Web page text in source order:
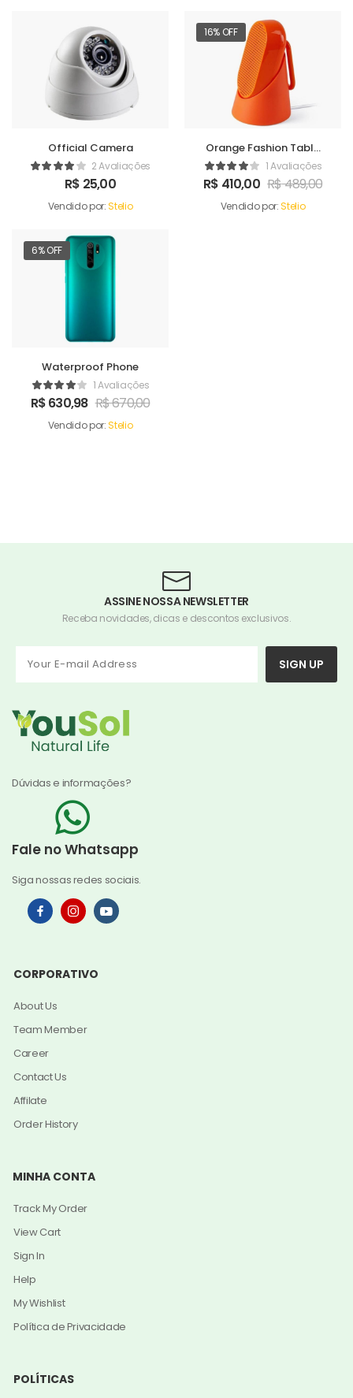
Official Camera
2 Avaliações
R$ 25,00
Vendido por:Stelio
16% OFF
Orange Fashion Table
Sound Maker
1 Avaliações
R$ 410,00 R$489,00
Vendido por:Stelio
6% OFF
Waterproof Phone
1 Avaliações
R$630,98 R$670,00
Vendido por:Stelio
ASSINE NOSSA NEWSLETTER
Receba novidades, dicas e descontos exclusivos.
SIGN UP
Dúvidas e informações?
Fale no Whatsapp
Siga nossas redes sociais.
CORPORATIVO
About Us
Team Member
Career
Contact Us
Affilate
Order History
MINHA CONTA
Track My Order
View Cart
Sign In
Help
My Wishlist
Política de Privacidade
POLÍTICAS